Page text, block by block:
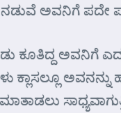
ಅವನಿಗೆ ಪದೇ
ಕೂತಿದ್ದ ಅವನಿಗೆ